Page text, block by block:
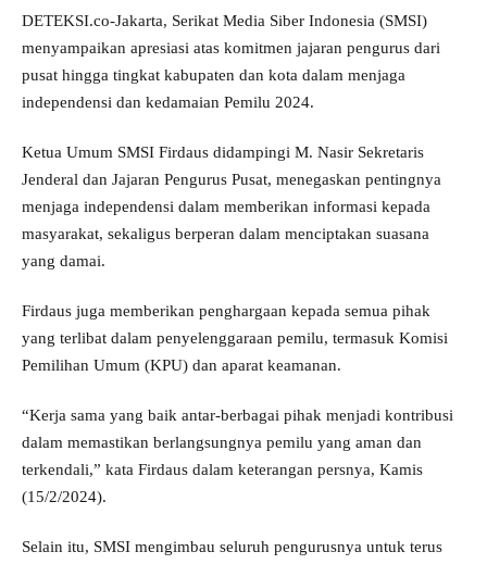
DETEKSI.co-Jakarta, Serikat Media Siber Indonesia (SMSI)
menyampaikan apresiasi atas komitmen jajaran pengurus dari
pusat hingga tingkat kabupaten dan kota dalam menjaga
independensi dan kedamaian Pemilu 2024.
Ketua Umum SMSI Firdaus didampingi M. Nasir Sekretaris
Jenderal dan Jajaran Pengurus Pusat, menegaskan pentingnya
menjaga independensi dalam memberikan informasi kepada
masyarakat, sekaligus berperan dalam menciptakan suasana
yang damai.
Firdaus juga memberikan penghargaan kepada semua pihak
yang terlibat dalam penyelenggaraan pemilu, termasuk Komisi
Pemilihan Umum (KPU) dan aparat keamanan.
“Kerja sama yang baik antar-berbagai pihak menjadi kontribusi
dalam memastikan berlangsungnya pemilu yang aman dan
terkendali,” kata Firdaus dalam keterangan persnya, Kamis
(15/2/2024).
Selain itu, SMSI mengimbau seluruh pengurusnya untuk terus